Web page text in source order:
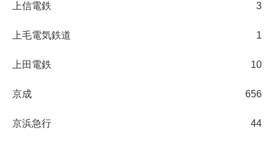
上信電鉄 3
上毛電気鉄道 1
上田電鉄 10
京成 656
京浜急行 44